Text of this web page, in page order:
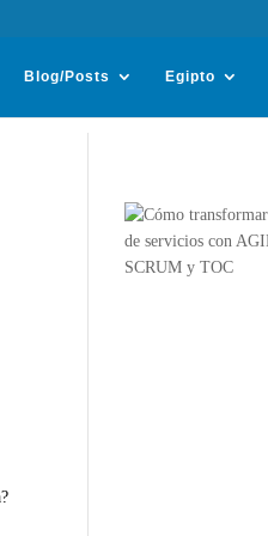
Blog/Posts Egipto